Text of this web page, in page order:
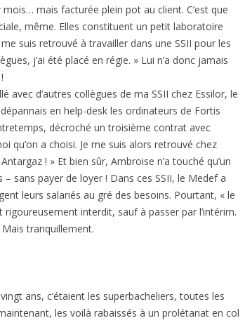
mais facturée plein pot au client. C’est que
même. Elles constituent un petit laboratoire
suis retrouvé à travailler dans une SSII pour les
j’ai été placé en régie. » Lui n’a donc jamais
avec d’autres collègues de ma SSII chez Essilor, le
en help-desk les ordinateurs de Fortis
décroché un troisième contrat avec
qu’on a choisi. Je me suis alors retrouvé chez
! » Et bien sûr, Ambroise n’a touché qu’un
sans payer de loyer ! Dans ces SSII, le Medef a
leurs salariés au gré des besoins. Pourtant, « le
interdit, sauf à passer par l’intérim.
tranquillement.
ans, c’étaient les superbacheliers, toutes les
les voilà rabaissés à un prolétariat en col